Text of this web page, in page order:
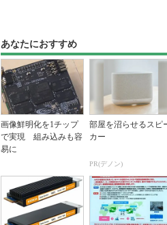
あなたにおすすめ
画像鮮明化を1チップ
で実現 組み込みも容
易に
部屋を沼らせるスピ
カー
PR(デノン)